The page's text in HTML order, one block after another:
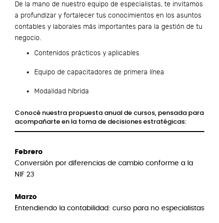
De la mano de nuestro equipo de especialistas, te invitamos
a profundizar y fortalecer tus conocimientos en los asuntos
contables y laborales más importantes para la gestión de tu
negocio.
Contenidos prácticos y aplicables
Equipo de capacitadores de primera línea
Modalidad híbrida
Conocé nuestra propuesta anual de cursos, pensada para
acompañarte en la toma de decisiones estratégicas:
Febrero
Conversión por diferencias de cambio conforme a la
NIF 23
Marzo
Entendiendo la contabilidad: curso para no especialistas